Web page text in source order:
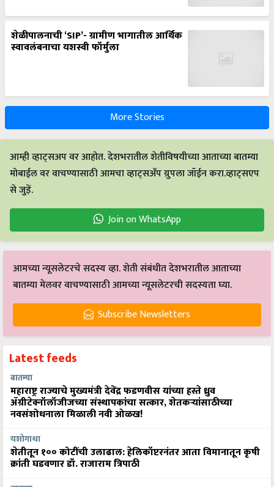
शेळीपालनाची ‘SIP’- ग्रामीण भागातील आर्थिक
स्वावलंबनाचा यशस्वी फॉर्मुला
More Stories
आम्ही व्हाट्सअप वर आहोत. देशभरातील शेतीविषयीच्या आताच्या बातम्या
मोबाईल वर वाचण्यासाठी आमचा व्हाट्सअँप ग्रुपला जॉईन करा.व्हाट्सएप
से जुड़ें.
Join on WhatsApp
आमच्या न्यूसलेटरचे सदस्य व्हा. शेती संबंधीत देशभरातील आताच्या
बातम्या मेलवर वाचण्यासाठी आमच्या न्यूसलेटरची सदस्यता घ्या.
Subscribe Newsletters
Latest feeds
बातम्या
महाराष्ट्र राज्याचे मुख्यमंत्री देवेंद्र फडणवीस यांच्या हस्ते ध्रुव
ॲग्रीटेक्नॉलॉजीजच्या संस्थापकांचा सत्कार, शेतकऱ्यांसाठीच्या
नवसंशोधनाला मिळाली नवी ओळख!
यशोगाथा
शेतीतून १०० कोटींची उलाढाल: हेलिकॉप्टरनंतर आता विमानातून कृषी
क्रांती घडवणार डॉ. राजाराम त्रिपाठी